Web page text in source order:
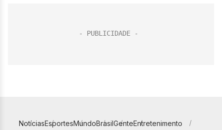
NotíciasEsportesMundoBrasilGenteEntretenimento